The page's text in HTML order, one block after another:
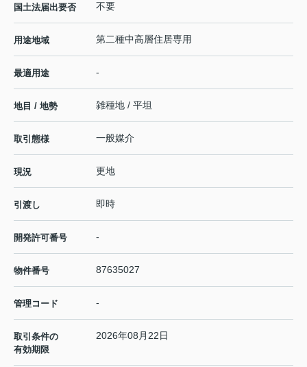
国土法届出要否 不要
用途地域 第二種中高層住居専用
最適用途 -
地目 / 地勢 雑種地 / 平坦
取引態様 一般媒介
現況 更地
引渡し 即時
開発許可番号 -
物件番号 87635027
管理コード -
取引条件の
有効期限
2026年08月22日